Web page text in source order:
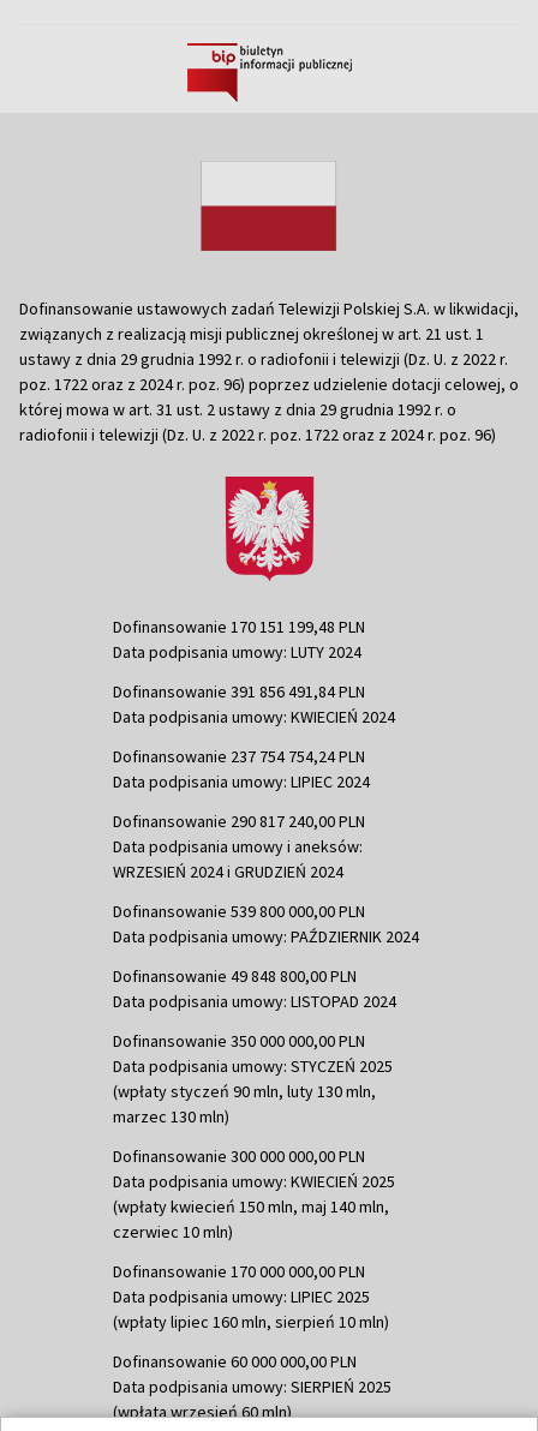
Dofinansowanie ustawowych zadań Telewizji Polskiej S.A. w likwidacji,
związanych z realizacją misji publicznej określonej w art. 21 ust. 1
ustawy z dnia 29 grudnia 1992 r. o radiofonii i telewizji (Dz. U. z 2022 r.
poz. 1722 oraz z 2024 r. poz. 96) poprzez udzielenie dotacji celowej, o
której mowa w art. 31 ust. 2 ustawy z dnia 29 grudnia 1992 r. o
radiofonii i telewizji (Dz. U. z 2022 r. poz. 1722 oraz z 2024 r. poz. 96)
Dofinansowanie 170 151 199,48 PLN
Data podpisania umowy: LUTY 2024
Dofinansowanie 391 856 491,84 PLN
Data podpisania umowy: KWIECIEŃ 2024
Dofinansowanie 237 754 754,24 PLN
Data podpisania umowy: LIPIEC 2024
Dofinansowanie 290 817 240,00 PLN
Data podpisania umowy i aneksów:
WRZESIEŃ 2024 i GRUDZIEŃ 2024
Dofinansowanie 539 800 000,00 PLN
Data podpisania umowy: PAŹDZIERNIK 2024
Dofinansowanie 49 848 800,00 PLN
Data podpisania umowy: LISTOPAD 2024
Dofinansowanie 350 000 000,00 PLN
Data podpisania umowy: STYCZEŃ 2025
(wpłaty styczeń 90 mln, luty 130 mln,
marzec 130 mln)
Dofinansowanie 300 000 000,00 PLN
Data podpisania umowy: KWIECIEŃ 2025
(wpłaty kwiecień 150 mln, maj 140 mln,
czerwiec 10 mln)
Dofinansowanie 170 000 000,00 PLN
Data podpisania umowy: LIPIEC 2025
(wpłaty lipiec 160 mln, sierpień 10 mln)
Dofinansowanie 60 000 000,00 PLN
Data podpisania umowy: SIERPIEŃ 2025
(wpłata wrzesień 60 mln)